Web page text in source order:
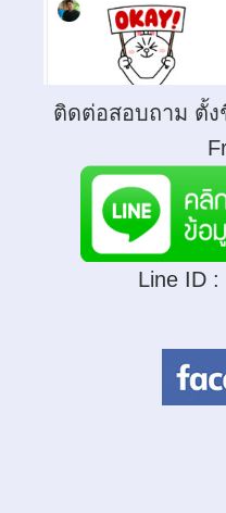
ติดต่อสอบถาม ตั้ง
Line ID :